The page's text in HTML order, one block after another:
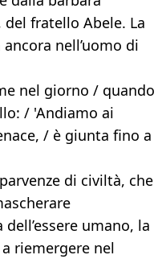
fratello Abele. La
nell’uomo di
nel giorno / quando
/ 'Andiamo ai
/ è giunta fino a
di civiltà, che
umano, la
riemergere nel